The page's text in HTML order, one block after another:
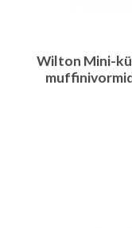
Wilton Mini-